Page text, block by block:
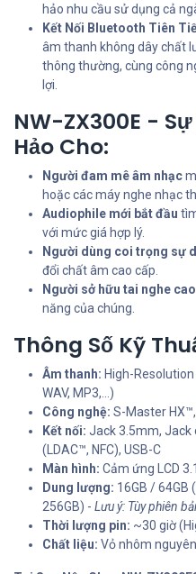
hảo nhu cầu sử dụng cả
Kết Nối Bluetooth Tiên
âm thanh không dây chất
thông thường, cùng công
lợi.
NW-ZX300E -
Hảo Cho:
Người đam mê âm nhạc
hoặc các máy nghe nhạc
Audiophile mới bắt đầu
với mức giá hợp lý.
Người dùng coi trọng sự
đổi chất âm cao cấp.
Người sở hữu tai nghe
năng của chúng.
Thông Số Kỹ
Âm thanh: High-Resolution
WAV, MP3,...)
Công nghệ: S-Master
Kết nối: Jack 3.5mm, Jack
(LDAC™, NFC), USB-C
Màn hình: Cảm ứng LCD
Dung lượng: 16GB / 64GB
256GB) - Lưu ý: Tùy phiên
Thời lượng pin: ~30 giờ
Chất liệu: Vỏ nhôm